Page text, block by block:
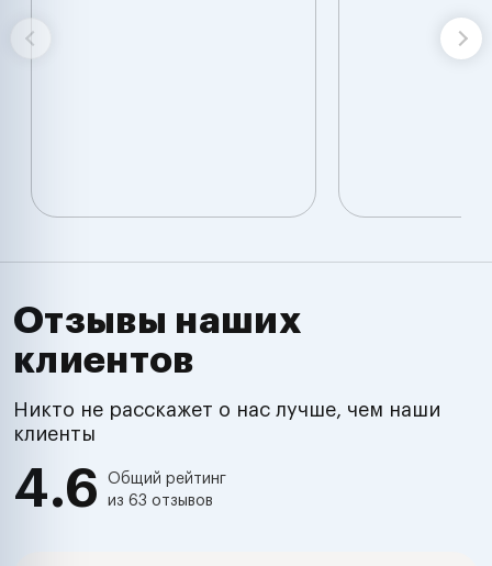
Отзывы наших
клиентов
Никто не расскажет о нас лучше, чем наши
клиенты
4.6
Общий рейтинг
из 63 отзывов